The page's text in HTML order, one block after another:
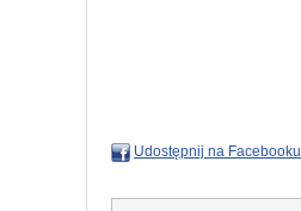
Udostępnij na Facebooku